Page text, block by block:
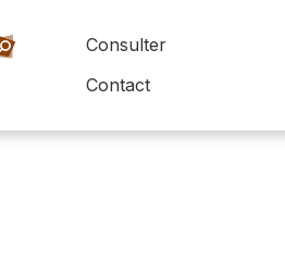
Consulter
Contact